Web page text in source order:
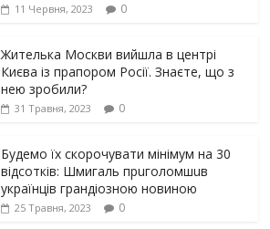
11 Червня, 2023 0
Жителька Москви вийшла в центрі
Києва із прапором Росії. Знаєте, що з
нею зробили?
31 Травня, 2023 0
Будемо їх скорочувати мінімум на 30
відсотків: Шмигаль прuголомшuв
українців грaндіoзнoю новиною
25 Травня, 2023 0